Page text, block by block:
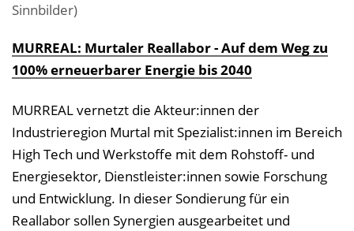
Sinnbilder)
MURREAL: Murtaler Reallabor - Auf dem Weg zu
100% erneuerbarer Energie bis 2040
MURREAL vernetzt die Akteur:innen der
Industrieregion Murtal mit Spezialist:innen im Bereich
High Tech und Werkstoffe mit dem Rohstoff- und
Energiesektor, Dienstleister:innen sowie Forschung
und Entwicklung. In dieser Sondierung für ein
Reallabor sollen Synergien ausgearbeitet und